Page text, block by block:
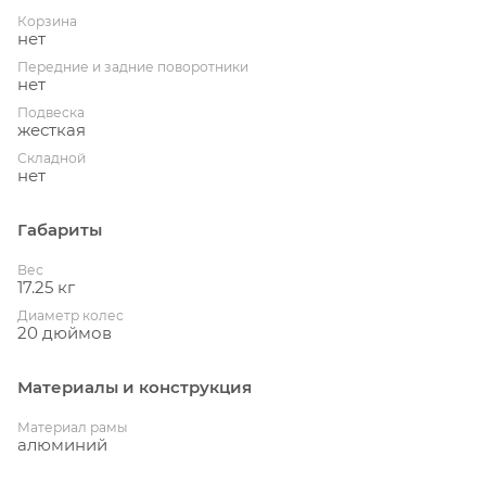
Корзина
нет
Передние и задние поворотники
нет
Подвеска
жесткая
Складной
нет
Габариты
Вес
17.25 кг
Диаметр колес
20 дюймов
Материалы и конструкция
Материал рамы
алюминий